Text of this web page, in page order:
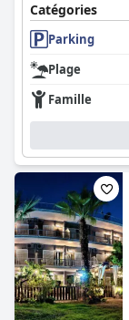
Catégories
Parking
Plage
Famille